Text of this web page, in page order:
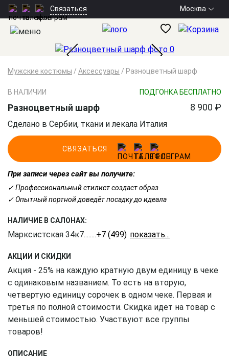
Связаться Москва
Мужские костюмы / Аксессуары / Разноцветный шарф
В НАЛИЧИИ ПОДГОНКА БЕСПЛАТНО
Разноцветный шарф 8 900 ₽
Сделано в Сербии, ткани и лекала Италия
СВЯЗАТЬСЯ
При записи через сайт вы получите:
✓ Профессиональный стилист создаст образ
✓ Опытный портной доведёт посадку до идеала
НАЛИЧИЕ В САЛОНАХ:
Марксистская 34к7........+7 (499) 350-41-77
АКЦИИ И СКИДКИ
Акция - 25% на каждую кратную двум единицу в чеке
с одинаковым названием. То есть на вторую,
четвертую единицу сорочек в одном чеке. Первая и
третья по полной стоимости. Скидка идет на товар с
меньшей стоимостью. Участвуют все группы
товаров!
ОПИСАНИЕ